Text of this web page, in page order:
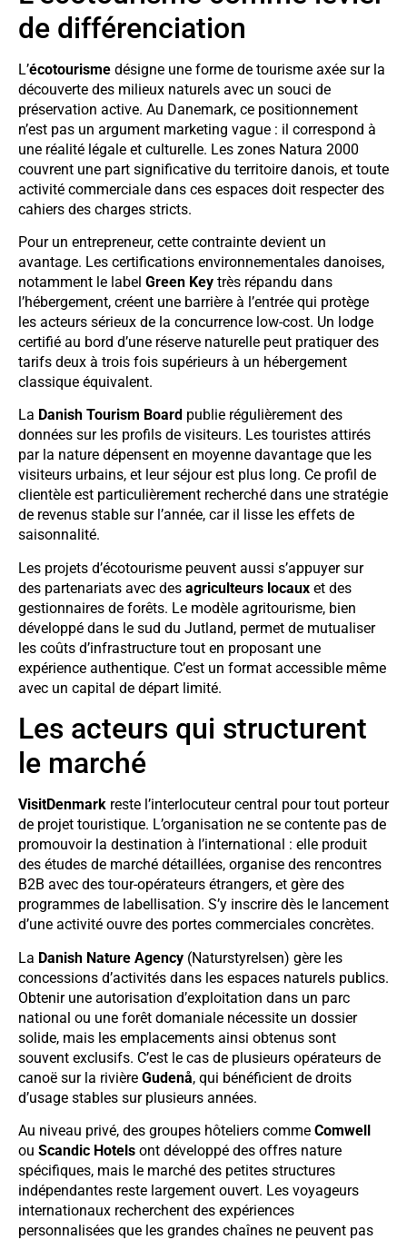
de différenciation
L’écotourisme désigne une forme de tourisme axée sur la
découverte des milieux naturels avec un souci de
préservation active. Au Danemark, ce positionnement
n’est pas un argument marketing vague : il correspond à
une réalité légale et culturelle. Les zones Natura 2000
couvrent une part significative du territoire danois, et toute
activité commerciale dans ces espaces doit respecter des
cahiers des charges stricts.
Pour un entrepreneur, cette contrainte devient un
avantage. Les certifications environnementales danoises,
notamment le label Green Key très répandu dans
l’hébergement, créent une barrière à l’entrée qui protège
les acteurs sérieux de la concurrence low-cost. Un lodge
certifié au bord d’une réserve naturelle peut pratiquer des
tarifs deux à trois fois supérieurs à un hébergement
classique équivalent.
La Danish Tourism Board publie régulièrement des
données sur les profils de visiteurs. Les touristes attirés
par la nature dépensent en moyenne davantage que les
visiteurs urbains, et leur séjour est plus long. Ce profil de
clientèle est particulièrement recherché dans une stratégie
de revenus stable sur l’année, car il lisse les effets de
saisonnalité.
Les projets d’écotourisme peuvent aussi s’appuyer sur
des partenariats avec des agriculteurs locaux et des
gestionnaires de forêts. Le modèle agritourisme, bien
développé dans le sud du Jutland, permet de mutualiser
les coûts d’infrastructure tout en proposant une
expérience authentique. C’est un format accessible même
avec un capital de départ limité.
Les acteurs qui structurent
le marché
VisitDenmark reste l’interlocuteur central pour tout porteur
de projet touristique. L’organisation ne se contente pas de
promouvoir la destination à l’international : elle produit
des études de marché détaillées, organise des rencontres
B2B avec des tour-opérateurs étrangers, et gère des
programmes de labellisation. S’y inscrire dès le lancement
d’une activité ouvre des portes commerciales concrètes.
La Danish Nature Agency (Naturstyrelsen) gère les
concessions d’activités dans les espaces naturels publics.
Obtenir une autorisation d’exploitation dans un parc
national ou une forêt domaniale nécessite un dossier
solide, mais les emplacements ainsi obtenus sont
souvent exclusifs. C’est le cas de plusieurs opérateurs de
canoë sur la rivière Gudenå, qui bénéficient de droits
d’usage stables sur plusieurs années.
Au niveau privé, des groupes hôteliers comme Comwell
ou Scandic Hotels ont développé des offres nature
spécifiques, mais le marché des petites structures
indépendantes reste largement ouvert. Les voyageurs
internationaux recherchent des expériences
personnalisées que les grandes chaînes ne peuvent pas